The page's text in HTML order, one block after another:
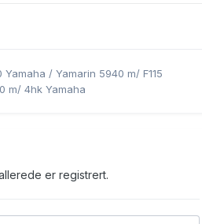
/ Yamarin 5940 m/ F115
m/ 4hk Yamaha
er registrert.